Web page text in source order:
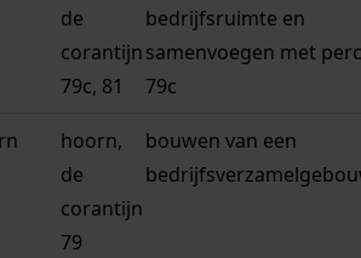
de
corantijn
79c, 81
bedrijfsruimte en
samenvoegen met
79c
hoorn,
de
corantijn
79
bouwen van een